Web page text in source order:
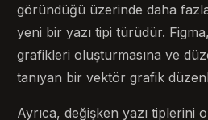
göründüğü üzerinde daha
yeni bir yazı tipi türüdür.
grafikleri oluşturmasına ve
tanıyan bir vektör grafik
Ayrıca, değişken yazı tiplerini